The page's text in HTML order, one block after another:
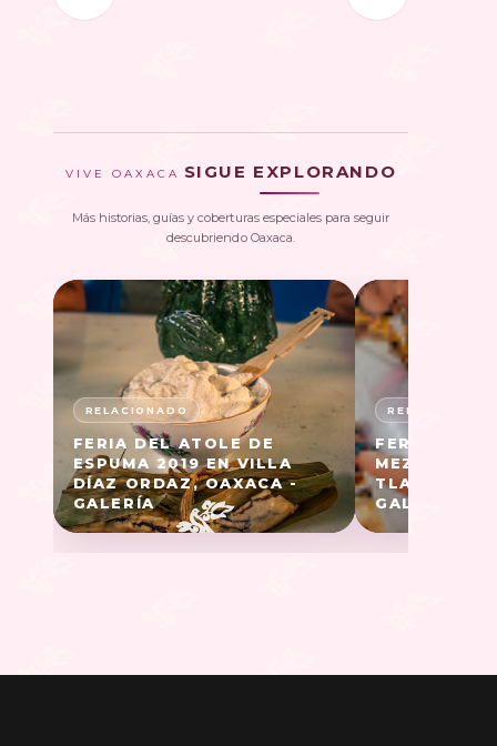
VIVE OAXACA SIGUE EXPLORANDO
Más historias, guías y coberturas especiales para seguir
descubriendo Oaxaca.
FERIA DEL ATOLE DE
ESPUMA 2019 EN VILLA
DÍAZ ORDAZ, OAXACA -
GALERÍA
FERIA DE LA
MEZCAL
GALERÍA